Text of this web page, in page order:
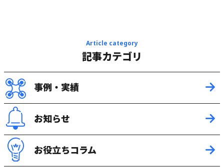
Article category
記事カテゴリ
事例・実績
お知らせ
お役立ちコラム